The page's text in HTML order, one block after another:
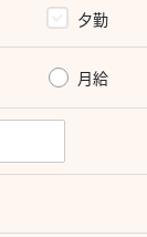
夕勤
月給